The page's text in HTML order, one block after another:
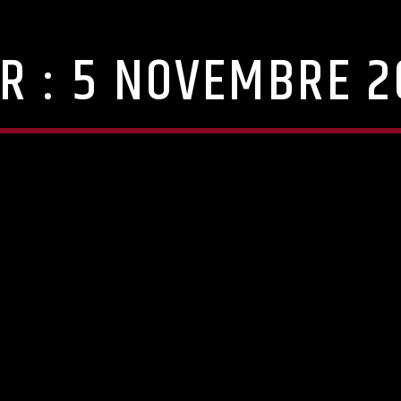
: 5 NOVEMBRE